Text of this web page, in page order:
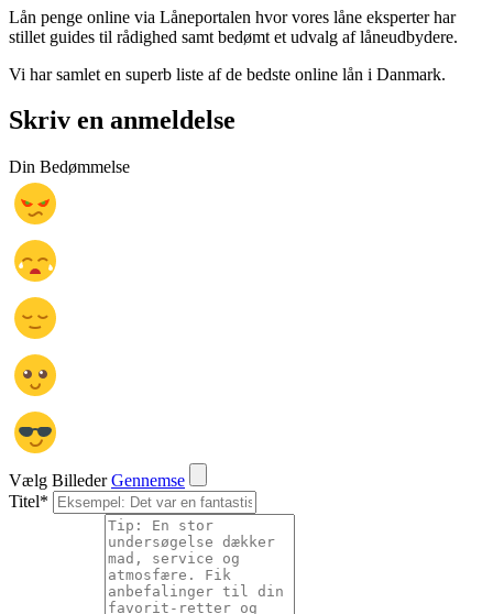
Lån penge online via Låneportalen hvor vores låne eksperter har
stillet guides til rådighed samt bedømt et udvalg af låneudbydere.
Vi har samlet en superb liste af de bedste online lån i Danmark.
Skriv en anmeldelse
Din Bedømmelse
Vælg Billeder Gennemse
Titel*